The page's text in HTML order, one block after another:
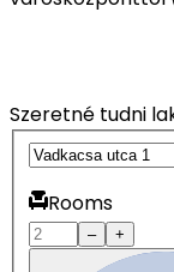
Szeretné tudni
Rooms
– +